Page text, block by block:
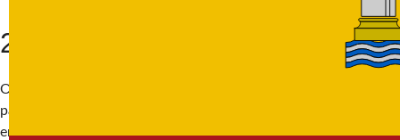
2. Visita el Bioparc Valencia
Olvídate de los zoológicos tradicionales, Bioparc está diseñado
para sumergirte en hábitats naturales. No hay barreras visibles
en el zoológico, lo que hace que avistar animales como jirafas,